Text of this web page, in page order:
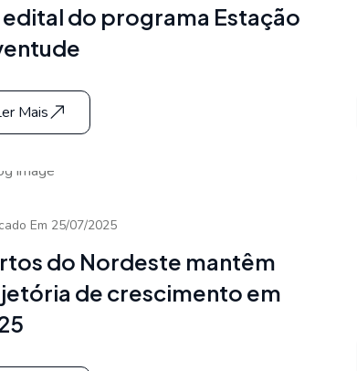
do programa Estação
Mais
Em 25/07/2025
do Nordeste mantêm
de crescimento em